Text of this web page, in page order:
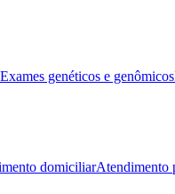
Exames genéticos e genômicos
domiciliarAtendimento